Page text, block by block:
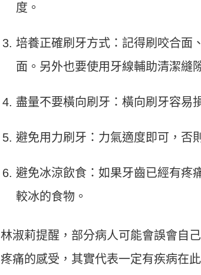
度。
培養正確刷牙方式：記得刷咬合面
面。另外也要使用牙線輔助清潔縫
盡量不要橫向刷牙：橫向刷牙容易
避免用力刷牙：力氣適度即可，否
避免冰涼飲食：如果牙齒已經有疼
較冰的食物。
林淑莉提醒，部分病人可能會誤會自
疼痛的感受，其實代表一定有疾病在